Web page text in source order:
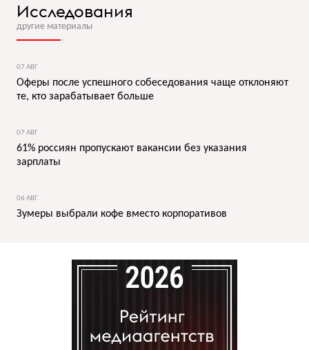
Исследования
другие материалы
07 АВГ
Оферы после успешного собеседования чаще отклоняют
те, кто зарабатывает больше
07 АВГ
61% россиян пропускают вакансии без указания
зарплаты
06 АВГ
Зумеры выбрали кофе вместо корпоративов